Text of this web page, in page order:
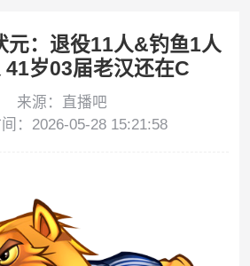
元：退役11人&钓鱼1人
岁03届老汉还在C
来源：直播吧
：2026-05-28 15:21:58